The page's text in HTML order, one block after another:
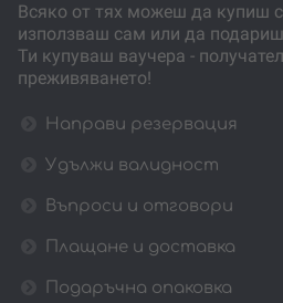
Всяко от тях можеш да купиш
използваш сам или да
Ти купуваш ваучера -
преживяването!
Направи резервация
Удължи валидност
Въпроси и отговори
Плащане и доставка
Подаръчна опаковка